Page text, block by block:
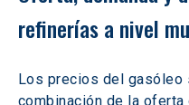
refinerías a nivel
Los precios del gasóleo
combinación de la